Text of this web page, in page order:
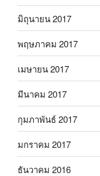
มิถุนายน 2017
พฤษภาคม 2017
เมษายน 2017
มีนาคม 2017
กุมภาพันธ์ 2017
มกราคม 2017
ธันวาคม 2016